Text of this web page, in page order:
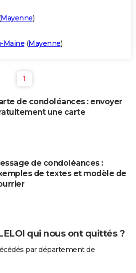
Mayenne)
Maine (Mayenne)
1
de condoléances : envoyer
une carte
de condoléances :
de textes et modèle de
qui nous ont quittés ?
par département de